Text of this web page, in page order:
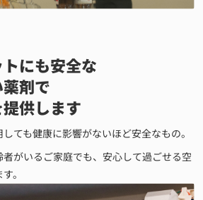
にも安全な
剤で
供します
ても健康に影響がないほど安全なもの。
がいるご家庭でも、安心して過ごせる空
。